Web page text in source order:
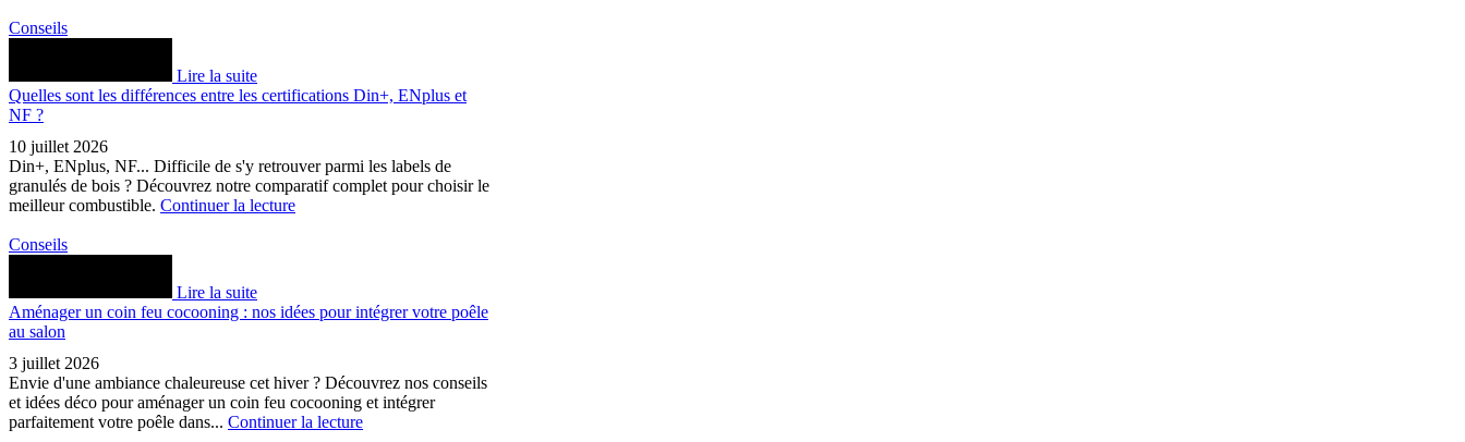
Conseils
Lire la suite
Quelles sont les différences entre les certifications Din+, ENplus et
NF ?
10 juillet 2026
Din+, ENplus, NF... Difficile de s'y retrouver parmi les labels de
granulés de bois ? Découvrez notre comparatif complet pour choisir le
meilleur combustible. Continuer la lecture
Conseils
Lire la suite
Aménager un coin feu cocooning : nos idées pour intégrer votre poêle
au salon
3 juillet 2026
Envie d'une ambiance chaleureuse cet hiver ? Découvrez nos conseils
et idées déco pour aménager un coin feu cocooning et intégrer
parfaitement votre poêle dans... Continuer la lecture